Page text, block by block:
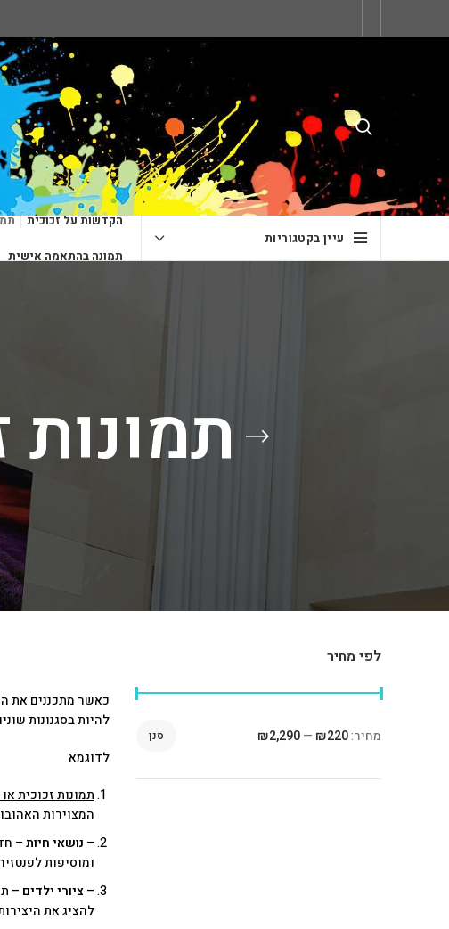
עיין בקטגוריות
הקדשות על זכוכית
תמונה בהתאמה אישית
תמונות
לפי מחיר
סנן מחיר:₪220
—
₪2,290
כאשר מתכננים את
להיות בסגנונות
לדוגמא
תמונות זכוכית
המצוירות
– נושאי חיות–
ומוסיפות
–ציורי ילדים –
להציג את